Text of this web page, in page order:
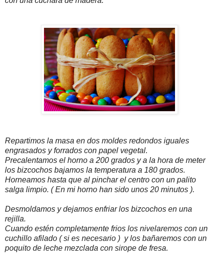
Repartimos la masa en dos moldes redondos iguales
engrasados y forrados con papel vegetal.
Precalentamos el horno a 200 grados y a la hora de meter
los bizcochos bajamos la temperatura a 180 grados.
Horneamos hasta que al pinchar el centro con un palito
salga limpio. ( En mi horno han sido unos 20 minutos ).
Desmoldamos y dejamos enfriar los bizcochos en una
rejilla.
Cuando estén completamente frios los nivelaremos con un
cuchillo afilado ( si es necesario ) y los bañaremos con un
poquito de leche mezclada con sirope de fresa.